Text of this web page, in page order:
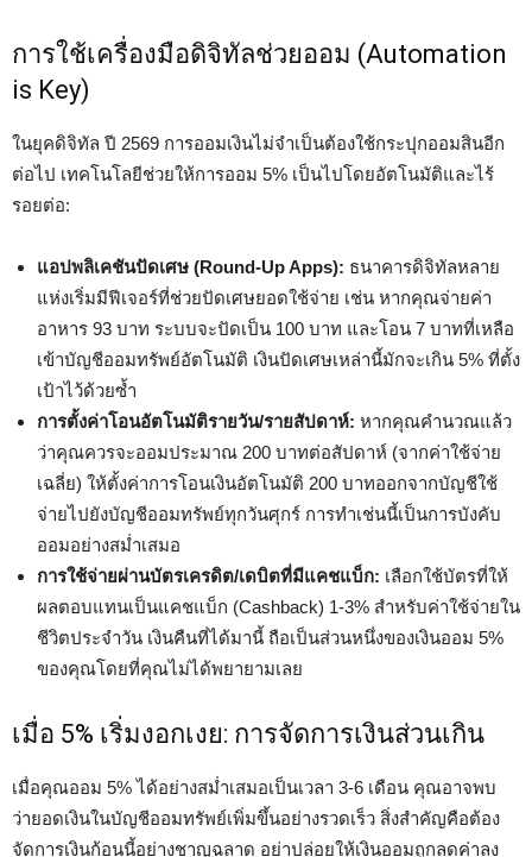
การใช้เครื่องมือดิจิทัลช่วยออม (Automation
is Key)
ในยุคดิจิทัล ปี 2569 การออมเงินไม่จำเป็นต้องใช้กระปุกออมสินอีก
ต่อไป เทคโนโลยีช่วยให้การออม 5% เป็นไปโดยอัตโนมัติและไร้
รอยต่อ:
แอปพลิเคชันปัดเศษ (Round-Up Apps): ธนาคารดิจิทัลหลาย
แห่งเริ่มมีฟีเจอร์ที่ช่วยปัดเศษยอดใช้จ่าย เช่น หากคุณจ่ายค่า
อาหาร 93 บาท ระบบจะปัดเป็น 100 บาท และโอน 7 บาทที่เหลือ
เข้าบัญชีออมทรัพย์อัตโนมัติ เงินปัดเศษเหล่านี้มักจะเกิน 5% ที่ตั้ง
เป้าไว้ด้วยซ้ำ
การตั้งค่าโอนอัตโนมัติรายวัน/รายสัปดาห์: หากคุณคำนวณแล้ว
ว่าคุณควรจะออมประมาณ 200 บาทต่อสัปดาห์ (จากค่าใช้จ่าย
เฉลี่ย) ให้ตั้งค่าการโอนเงินอัตโนมัติ 200 บาทออกจากบัญชีใช้
จ่ายไปยังบัญชีออมทรัพย์ทุกวันศุกร์ การทำเช่นนี้เป็นการบังคับ
ออมอย่างสม่ำเสมอ
การใช้จ่ายผ่านบัตรเครดิต/เดบิตที่มีแคชแบ็ก: เลือกใช้บัตรที่ให้
ผลตอบแทนเป็นแคชแบ็ก (Cashback) 1-3% สำหรับค่าใช้จ่ายใน
ชีวิตประจำวัน เงินคืนที่ได้มานี้ ถือเป็นส่วนหนึ่งของเงินออม 5%
ของคุณโดยที่คุณไม่ได้พยายามเลย
เมื่อ 5% เริ่มงอกเงย: การจัดการเงินส่วนเกิน
เมื่อคุณออม 5% ได้อย่างสม่ำเสมอเป็นเวลา 3-6 เดือน คุณอาจพบ
ว่ายอดเงินในบัญชีออมทรัพย์เพิ่มขึ้นอย่างรวดเร็ว สิ่งสำคัญคือต้อง
จัดการเงินก้อนนี้อย่างชาญฉลาด อย่าปล่อยให้เงินออมถูกลดค่าลง